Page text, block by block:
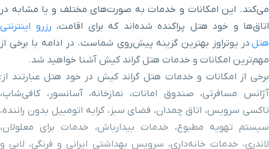
بازار دامون دریا 1
بازار کیش مال ۳ دقیقه با خودرو (۱ کیلومتر و ۸۶۰ متر)
پارک هنگام ۴ دقیقه با خودرو (۱ کیلومتر و ۹۴۵ متر)
میدان آبشار ۴ دقیقه با خودرو (۱ کیلومتر و ۹۴۶ متر)
می‌کند. این امکانات و خدمات به صورت‌های مختلف و یا مشابه در
اتاق‌ها و خود هتل پراکنده شده‌اند که برای اقامت، رزرو اینترنتی
هتل در یوتراوز بهترین گزینه پیش‌روی شماست. در ادامه با برخی از
مهم‌ترین امکانات و خدمات هتل گراند کیش آشنا خواهید شد.
برخی از امکانات و خدمات هتل گراند کیش در خود هتل عبارتند از:
آژانس مسافرتی، صندوق امانات، نمازخانه، آسانسور، کافی‌شاپ،
تاکسی سرویس، اتاق چمدان، فضای سبز، کرایه اتومبیل بدون راننده،
سیستم تهویه مطبوع، خدمات بیدارباش، خدمات برای معلولان،
لاندری، خدمات خانه‌داری، سرویس بهداشتی ایرانی و فرنگی، لابی و